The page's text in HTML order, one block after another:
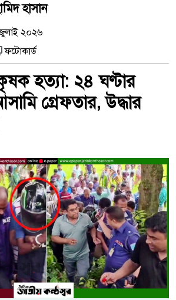
হাসান
২০২৬
ফটোকার্ড
হত্যা: ২৪ ঘণ্টার
গ্রেফতার, উদ্ধার